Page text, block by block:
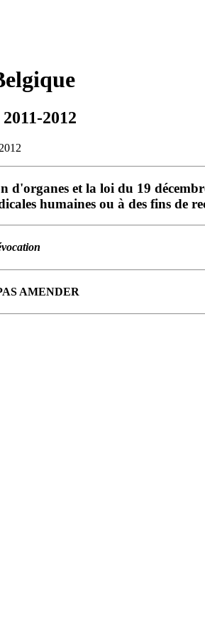
2012
et la loi du 19
humaines ou à des fins de
AMENDER